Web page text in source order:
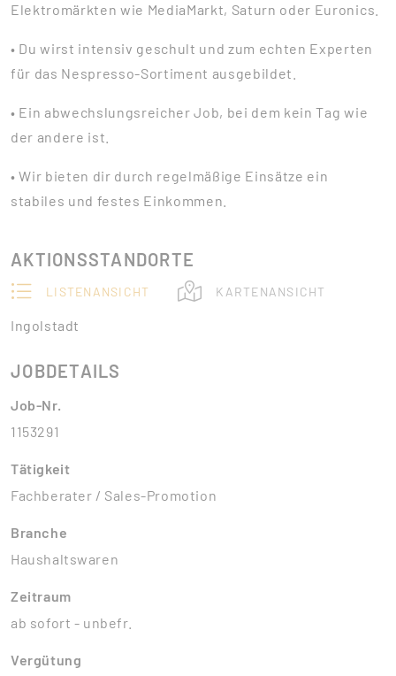
Elektromärkten wie MediaMarkt, Saturn oder Euronics.
• Du wirst intensiv geschult und zum echten Experten
für das Nespresso-Sortiment ausgebildet.
• Ein abwechslungsreicher Job, bei dem kein Tag wie
der andere ist.
• Wir bieten dir durch regelmäßige Einsätze ein
stabiles und festes Einkommen.
AKTIONSSTANDORTE
LISTENANSICHT KARTENANSICHT
Ingolstadt
JOBDETAILS
Job-Nr.
1153291
Tätigkeit
Fachberater / Sales-Promotion
Branche
Haushaltswaren
Zeitraum
ab sofort - unbefr.
Vergütung